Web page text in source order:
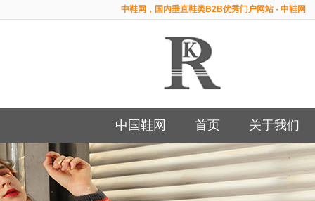
中鞋网，国内垂直鞋类B2B优秀门户网站 - 中鞋网
中国鞋网 首页 关于我们